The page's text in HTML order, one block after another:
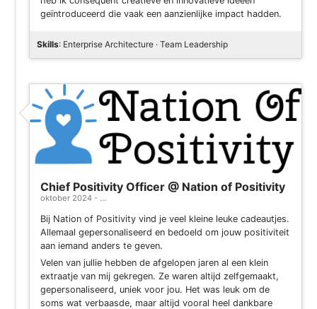
geïntroduceerd die vaak een aanzienlijke impact hadden.
Skills: Enterprise Architecture · Team Leadership
Chief Positivity Officer @ Nation of Positivity
oktober 2024 - ...
Bij Nation of Positivity vind je veel kleine leuke cadeautjes.
Allemaal gepersonaliseerd en bedoeld om jouw positiviteit
aan iemand anders te geven.
Velen van jullie hebben de afgelopen jaren al een klein
extraatje van mij gekregen. Ze waren altijd zelfgemaakt,
gepersonaliseerd, uniek voor jou. Het was leuk om de
soms wat verbaasde, maar altijd vooral heel dankbare